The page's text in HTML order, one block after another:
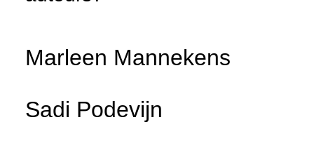
Marleen Mannekens
Sadi Podevijn